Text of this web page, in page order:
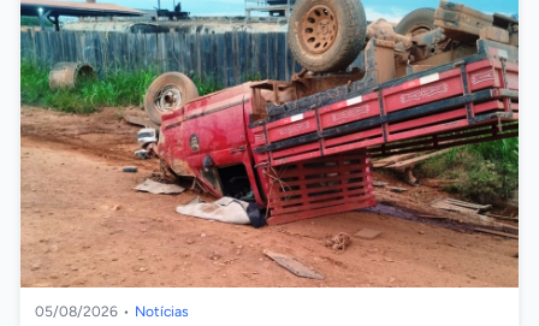
05/08/2026 • Notícias